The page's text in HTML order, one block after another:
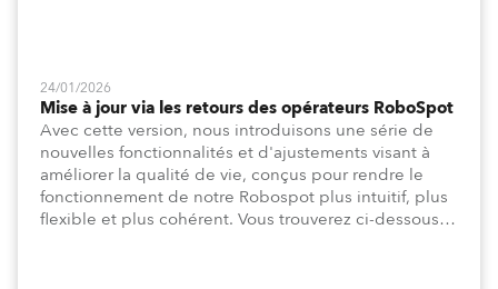
24/01/2026
Mise à jour via les retours des opérateurs RoboSpot
Avec cette version, nous introduisons une série de
nouvelles fonctionnalités et d'ajustements visant à
améliorer la qualité de vie, conçus pour rendre le
fonctionnement de notre Robospot plus intuitif, plus
flexible et plus cohérent. Vous trouverez ci-dessous